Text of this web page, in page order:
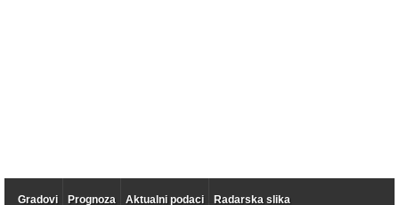
Gradovi Prognoza Aktualni podaci Radarska slika